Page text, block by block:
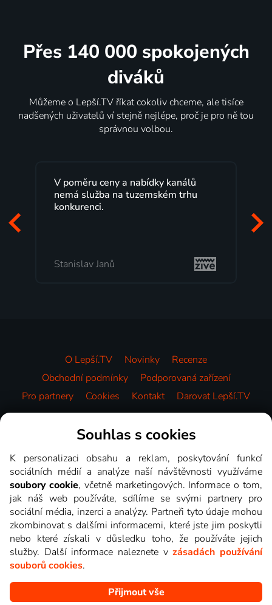
Přes 140 000 spokojených
diváků
Můžeme o Lepší.TV říkat cokoliv chceme, ale tisíce
nadšených uživatelů ví stejně nejlépe, proč je pro ně tou
správnou volbou.
V poměru ceny a nabídky kanálů
nemá služba na tuzemském trhu
konkurenci.
Stanislav Janů
O Lepší.TV Novinky
Recenze
Obchodní podmínky
Podporovaná zařízení
Pro partnery
Cookies Kontakt Darovat Lepší.TV
Videotéka
Copyright © goNET s.r.o. Na tomto webu jsou zobrazovány
Souhlas s cookies
K personalizaci obsahu a reklam, poskytování funkcí
sociálních médií a analýze naší návštěvnosti využíváme
soubory cookie, včetně marketingových. Informace o tom,
jak náš web používáte, sdílíme se svými partnery pro
sociální média, inzerci a analýzy. Partneři tyto údaje mohou
zkombinovat s dalšími informacemi, které jste jim poskytli
nebo které získali v důsledku toho, že používáte jejich
služby. Další informace naleznete vzásadách používání
souborů cookies.
Přijmout vše